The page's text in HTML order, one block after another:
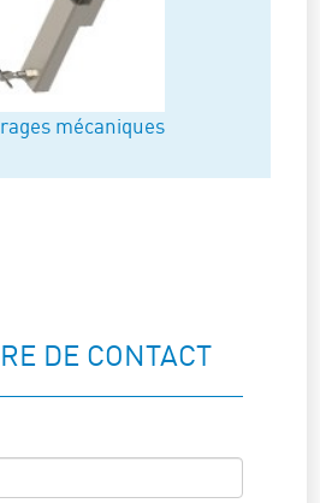
mécaniques
DE CONTACT